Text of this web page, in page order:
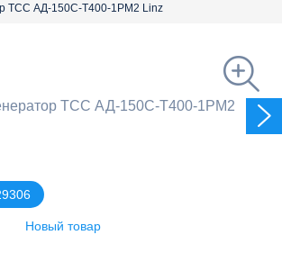
ТСС АД-150С-Т400-1РМ2 Linz
Новый товар